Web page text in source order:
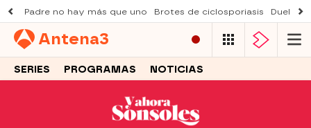
Padre no hay más que uno Brotes de ciclosporiasis Duelo
Antena3
SERIES PROGRAMAS NOTICIAS